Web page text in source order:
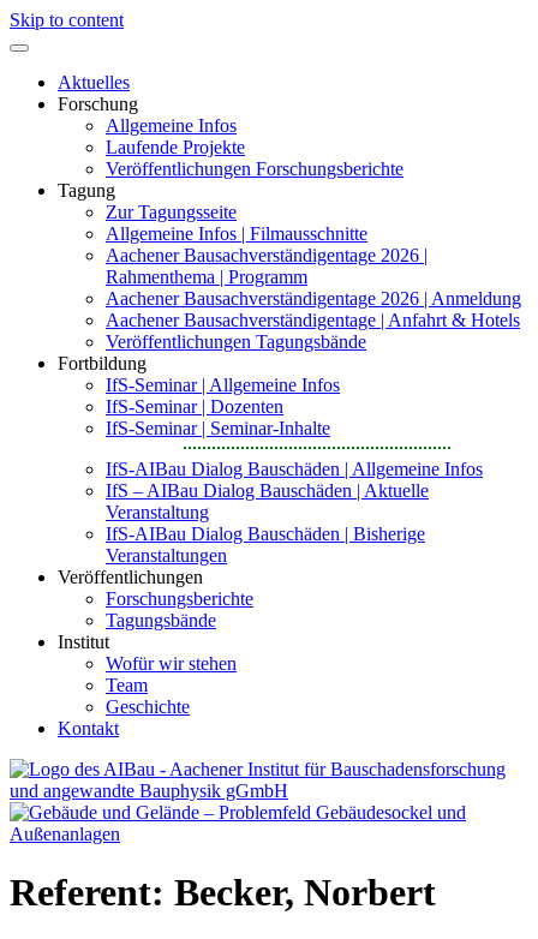
Skip to content
Aktuelles
Forschung
Allgemeine Infos
Laufende Projekte
Veröffentlichungen Forschungsberichte
Tagung
Zur Tagungsseite
Allgemeine Infos | Filmausschnitte
Aachener Bausachverständigentage 2026 |
Rahmenthema | Programm
Aachener Bausachverständigentage 2026 | Anmeldung
Aachener Bausachverständigentage | Anfahrt & Hotels
Veröffentlichungen Tagungsbände
Fortbildung
IfS-Seminar | Allgemeine Infos
IfS-Seminar | Dozenten
IfS-Seminar | Seminar-Inhalte
IfS-AIBau Dialog Bauschäden | Allgemeine Infos
IfS – AIBau Dialog Bauschäden | Aktuelle
Veranstaltung
IfS-AIBau Dialog Bauschäden | Bisherige
Veranstaltungen
Veröffentlichungen
Forschungsberichte
Tagungsbände
Institut
Wofür wir stehen
Team
Geschichte
Kontakt
AIBau – Aachener Institut für Bauschadensforschung und
Referent: Becker, Norbert